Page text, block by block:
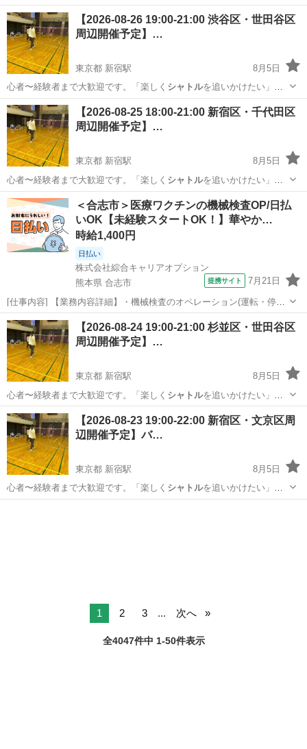
はぜひご参加くださ…
東京 板橋区 23区
【2026-08-26 19:00-21:00 渋谷区・世田谷区
周辺開催予定】…
東京都 新宿駅
8月5日
心者〜経験者まで大歓迎です。「楽しく シャトルを追いかけたい」方
はぜひご参加くださ…
東京 渋谷区 新宿駅 バドミントン 23区
【2026-08-25 18:00-21:00 新宿区・千代田区
周辺開催予定】…
東京都 新宿駅
8月5日
心者〜経験者まで大歓迎です。「楽しく シャトルを追いかけたい」方
はぜひご参加くださ…
東京 新宿区 新宿駅 バドミントン 23区
＜合志市＞医療ワクチンの機械検査OP/日払
いOK【未経験スタートOK！】華やか…
時給1,400円
日払い
株式会社綜合キャリアオプション
熊本県 合志市
提携サイト 7月21日
[仕事内容] 【業務内容詳細】・機械検査のオペレーション(運転・停止
操作)・バイアルの投入作業、 整列作業・不良品の確認作業【取扱製品
情報】医療用ワクチン 。＋お仕事探しはコンシェルスタッフにおまか
せ＋。 あなたのお仕事...
熊本 合志市
【2026-08-24 19:00-21:00 杉並区・世田谷区
周辺開催予定】…
東京都 新宿駅
8月5日
心者〜経験者まで大歓迎です。「楽しく シャトルを追いかけたい」方
はぜひご参加くださ…
東京 杉並区 23区
【2026-08-23 19:00-22:00 新宿区・文京区周
辺開催予定】バ…
東京都 新宿駅
8月5日
心者〜経験者まで大歓迎です。「楽しく シャトルを追いかけたい」方
はぜひご参加くださ…
1 2 3 ... 次へ
全4047件中 1-50件表示